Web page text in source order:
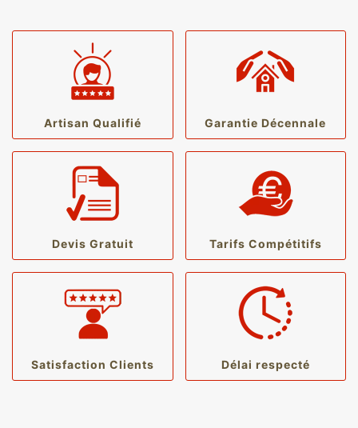
Artisan Qualifié Garantie Décennale
Devis Gratuit Tarifs Compétitifs
Satisfaction Clients Délai respecté